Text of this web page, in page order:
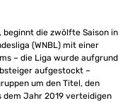
beginnt die zwölfte Saison in
(WNBL) mit einer
– die Liga wurde aufgrund
aufgestockt –
um den Titel, den
dem Jahr 2019 verteidigen